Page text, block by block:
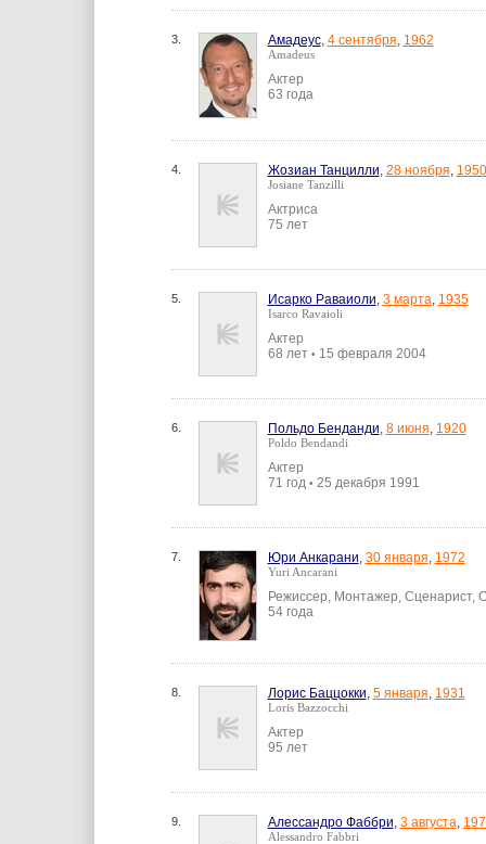
3. Амадеус, 4 сентября, 1962
Amadeus
Актер
63 года
4. Жозиан Танцилли, 28 ноября, 1950
Josiane Tanzilli
Актриса
75 лет
5. Исарко Раваиоли, 3 марта, 1935
Isarco Ravaioli
Актер
68 лет • 15 февраля 2004
6. Польдо Бенданди, 8 июня, 1920
Poldo Bendandi
Актер
71 год • 25 декабря 1991
7. Юри Анкарани, 30 января, 1972
Yuri Ancarani
Режиссер, Монтажер, Сценарист,
54 года
8. Лорис Баццокки, 5 января, 1931
Loris Bazzocchi
Актер
95 лет
9. Алессандро Фаббри, 3 августа,
Alessandro Fabbri